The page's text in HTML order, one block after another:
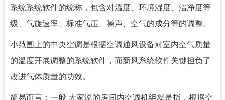
系统系统软件的统称，包含对溫度、环境湿度、洁净度等
级、气旋速率、标准气压、噪声、空气的成分等的调整。
小范围上的中央空调是根据空调通风设备对室内空气质量
的溫度开展调整的系统软件，而新风系统软件关键担负了
改进气体质量的功效。
简易而言：一般 大家说的房间内空调机组就是指，根据空